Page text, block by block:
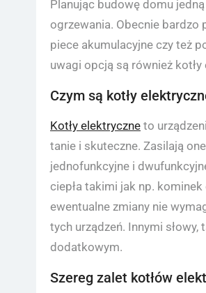
Planując budowę domu
ogrzewania. Obecnie bardzo
piece akumulacyjne czy też
uwagi opcją są również
Czym są kotły
Kotły elektryczne to
tanie i skuteczne. Zasilają
jednofunkcyjne i
ciepła takimi jak np.
ewentualne zmiany nie
tych urządzeń. Innymi
dodatkowym.
Szereg zalet kotłów